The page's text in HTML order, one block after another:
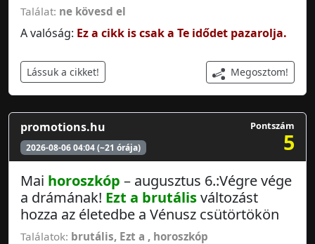
Találat: ne kövesd el
A valóság: Ez a cikk is csak a Te idődet pazarolja.
Lássuk a cikket! Megosztom!
promotions.hu
2026-08-06 04:04 (~21 órája)
Pontszám
5
Mai horoszkóp – augusztus 6.:Végre vége
a drámának! Ezt a brutálisváltozást
hozza az életedbe a Vénusz csütörtökön
Találatok: brutális, Ezt a , horoszkóp